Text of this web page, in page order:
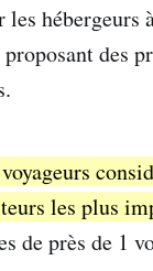
les
des
les plus
de près de 1